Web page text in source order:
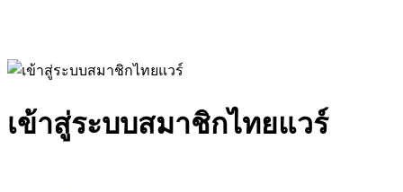
เข้าสู่ระบบสมาชิกไทยแวร์